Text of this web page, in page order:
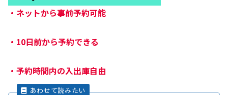
・ ネットから事前予約可能
・ 10日前から予約できる
・ 予約時間内の入出庫自由